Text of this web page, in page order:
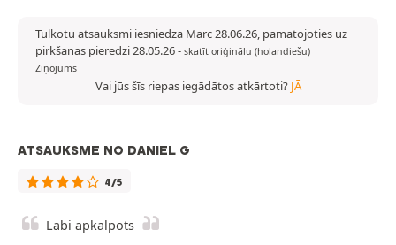
Tulkotu atsauksmi iesniedza Marc 28.06.26, pamatojoties uz
pirkšanas pieredzi 28.05.26- skatīt oriģinālu (holandiešu)
Ziņojums
Vai jūs šīs riepas iegādātos atkārtoti? JĀ
ATSAUKSME NO DANIEL G
4/5
Labi apkalpots